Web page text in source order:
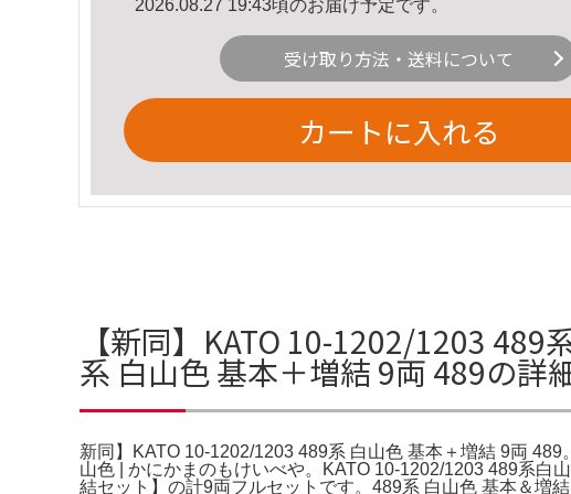
2026.08.27 19:43頃のお届け予定です。
受け取り方法・送料について
カートに入れる
【新同】KATO 10-1202/1203
系 白山色 基本＋増結 9両 489の詳
新同】KATO 10-1202/1203 489系 白山色 基本＋増結 9両
山色 | かにかまのもけいべや。KATO 10-1202/1203 489系
結セット】の計9両フルセットです。489系 白山色 基本＆増